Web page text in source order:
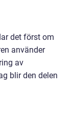
det först om
använder
av
blir den delen